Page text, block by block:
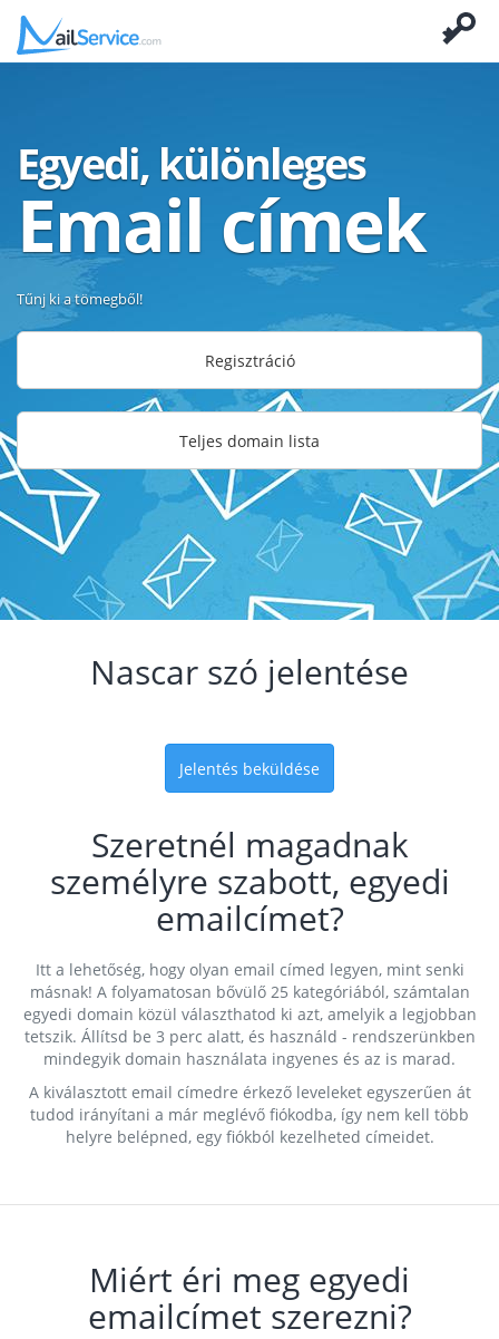
Egyedi, különleges
Email címek
Tűnj ki a tömegből!
Regisztráció
Teljes domain lista
Nascar szó jelentése
Jelentés beküldése
Szeretnél magadnak
személyre szabott, egyedi
emailcímet?
Itt a lehetőség, hogy olyan email címed legyen, mint senki
másnak! A folyamatosan bővülő 25 kategóriából, számtalan
egyedi domain közül választhatod ki azt, amelyik a legjobban
tetszik. Állítsd be 3 perc alatt, és használd - rendszerünkben
mindegyik domain használata ingyenes és az is marad.
A kiválasztott email címedre érkező leveleket egyszerűen át
tudod irányítani a már meglévő fiókodba, így nem kell több
helyre belépned, egy fiókból kezelheted címeidet.
Miért éri meg egyedi
emailcímet szerezni?